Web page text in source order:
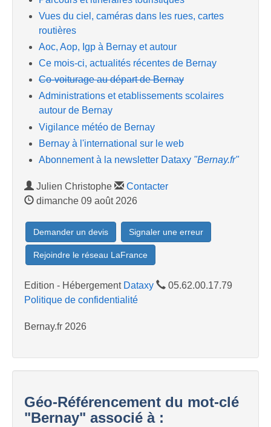
Vues du ciel, caméras dans les rues, cartes
routières
Aoc, Aop, Igp à Bernay et autour
Ce mois-ci, actualités récentes de Bernay
Co-voiturage au départ de Bernay
Administrations et etablissements scolaires
autour de Bernay
Vigilance météo de Bernay
Bernay à l'international sur le web
Abonnement à la newsletter Dataxy "Bernay.fr"
Julien Christophe
Contacter
dimanche 09 août 2026
Demander un devis Signaler une erreur
Rejoindre le réseau LaFrance
Edition - Hébergement Dataxy
05.62.00.17.79
Politique de confidentialité
Bernay.fr 2026
Géo-Référencement du mot-clé
"Bernay" associé à :